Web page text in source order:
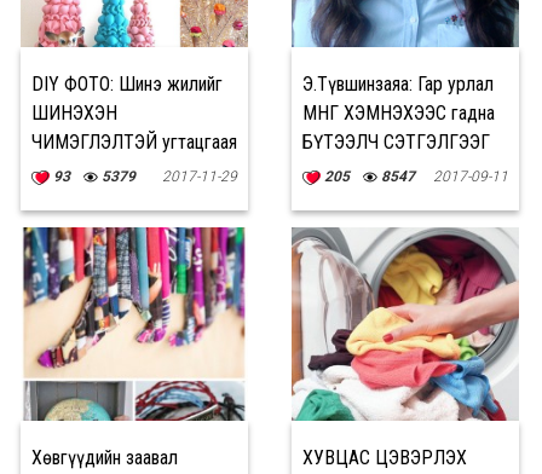
DIY ФОТО: Шинэ жилийг
ШИНЭХЭН
ЧИМЭГЛЭЛТЭЙ угтацгаая
93 5379 2017-11-29
Э.Түвшинзаяа: Гар урлал
МӨНГӨ ХЭМНЭХЭЭС гадна
БҮТЭЭЛЧ СЭТГЭЛГЭЭГ
хөгжүүлдэг
205 8547 2017-09-11
Хөвгүүдийн заавал
ХУВЦАС ЦЭВЭРЛЭХ